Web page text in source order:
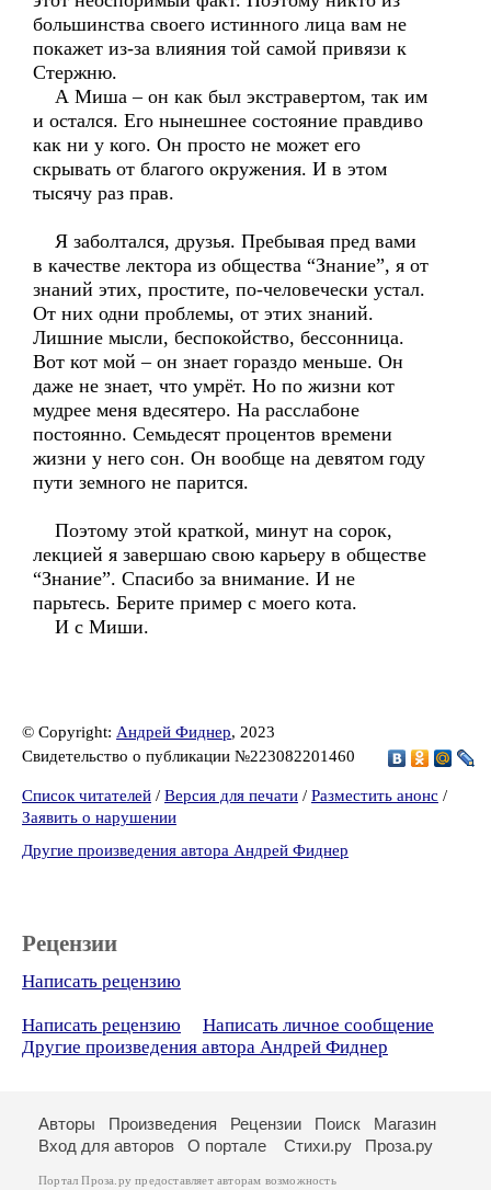
большинства своего истинного лица вам не
покажет из-за влияния той самой привязи к
Стержню.
А Миша – он как был экстравертом, так им
и остался. Его нынешнее состояние правдиво
как ни у кого. Он просто не может его
скрывать от благого окружения. И в этом
тысячу раз прав.
Я заболтался, друзья. Пребывая пред вами
в качестве лектора из общества “Знание”, я от
знаний этих, простите, по-человечески устал.
От них одни проблемы, от этих знаний.
Лишние мысли, беспокойство, бессонница.
Вот кот мой – он знает гораздо меньше. Он
даже не знает, что умрёт. Но по жизни кот
мудрее меня вдесятеро. На расслабоне
постоянно. Семьдесят процентов времени
жизни у него сон. Он вообще на девятом году
пути земного не парится.
Поэтому этой краткой, минут на сорок,
лекцией я завершаю свою карьеру в обществе
“Знание”. Спасибо за внимание. И не
парьтесь. Берите пример с моего кота.
И с Миши.
© Copyright: Андрей Фиднер, 2023
Свидетельство о публикации №223082201460
Список читателей / Версия для печати / Разместить анонс /
Заявить о нарушении
Другие произведения автора Андрей Фиднер
Рецензии
Написать рецензию
Написать рецензию
Написать личное сообщение
Другие произведения автора Андрей Фиднер
Авторы Произведения Рецензии Поиск
Магазин
Вход для авторов
О портале Стихи.ру Проза.ру
Портал Проза.ру предоставляет авторам возможность